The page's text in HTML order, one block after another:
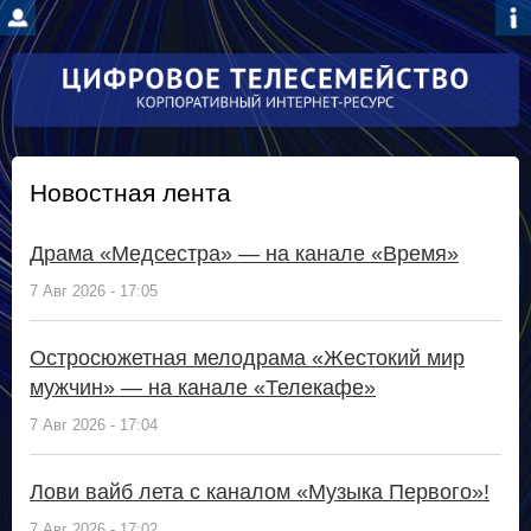
Перейти к
основному
содержанию
Новостная лента
Драма «Медсестра» — на канале «Время»
7 Авг 2026 - 17:05
Остросюжетная мелодрама «Жестокий мир
мужчин» — на канале «Телекафе»
7 Авг 2026 - 17:04
Лови вайб лета с каналом «Музыка Первого»!